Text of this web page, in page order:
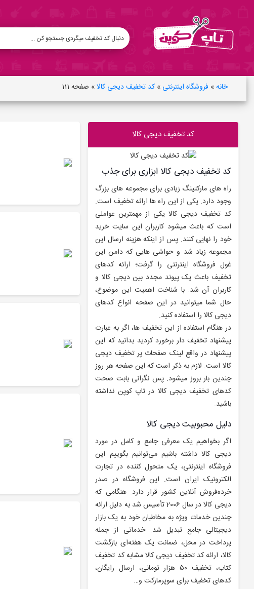
خانه» فروشگاه اینترنتی »کد تخفیف دیجی کالا» صفحه 111
کد تخفیف دیجی کالا
کد تخفیف دیجی کالا ابزاری برای جذب
راه های مارکتینگ زیادی برای مجموعه های بزرگ
وجود دارد. یکی از این راه ها ارائه تخفیف است.
کد تخفیف دیجی کالا یکی از مهمترین عواملی
است که باعث میشود کاربران این سایت خرید
خود را نهایی کنند. پس از اینکه هزینه ارسال این
مجموعه زیاد شد و حواشی هایی که دامن این
غول فروشگاه اینترنتی را گرفت؛ ارائه کدهای
تخفیف باعث یک پیوند مجدد بین دیجی کالا و
کاربران آن شد. با شناخت اهمیت این موضوع،
حال شما میتوانید در این صفحه انواع کدهای
دیجی کالا را استفاده کنید.
در هنگام استفاده از این تخفیف ها، اگر به عبارت
پیشنهاد تخفیف دار برخورد کردید بدانید که این
پیشنهاد در واقع لینک صفحات پر تخفیف دیجی
کالا است. لازم به ذکر است که این صفحه هر روز
چندین بار بروز میشود. پس نگرانی بابت صحت
کدهای تخفیف دیجی کالا در تاپ کوپن نداشته
باشید.
دلیل محبوبیت دیجی کالا
اگر بخواهیم یک معرفی جامع و کامل در مورد
دیجی کالا داشته باشیم می‌توانیم بگوییم این
فروشگاه اینترنتی، یک متحول کننده در تجارت
الکترونیک ایران است. این فروشگاه در صدر
خرده‌فروش آنلاین کشور قرار دارد. هنگامی که
دیجی کالا در سال 2006 تأسیس شد به دلیل ارائه
چندین خدمات ویژه به مخاطبان خود به یک بازار
دیجیتالی جامع تبدیل شد. خدماتی از جمله
پرداخت در محل، ضمانت یک هفته‌ای بازگشت
کالا، ارائه کد تخفیف دیجی کالا مشابه کد تخفیف
کتاب، تخفیف ۵۰ هزار تومانی، ارسال رایگان،
کدهای تخفیف برای سوپرمارکت و…